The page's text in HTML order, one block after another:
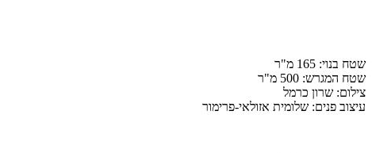
שטח בנוי:
מ"ר
שטח המגרש:
מ"ר
צילום: שרון כרמל
עיצוב פנים: שלומית אזולאי-פרימור